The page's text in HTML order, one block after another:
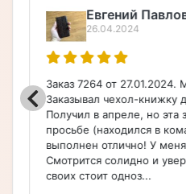
Евгений
26.04.2024
Заказ 7264 от 27.01.2024.
Заказывал чехол-книжку
Получил в апреле, но эта
просьбе (находился в
выполнен отлично! У меня
Смотрится солидно и
своих стоит одноз...